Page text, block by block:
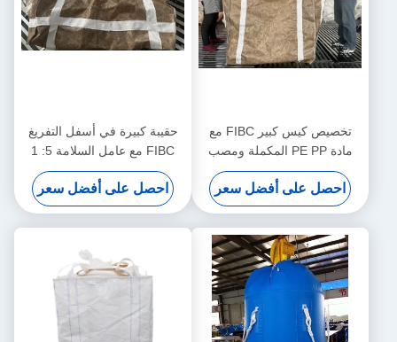
تخصيص كيس كبير FIBC مع
مادة PE PP المكملة ومصب
التفريغ العادي للتطبيقات متعددة
الاستخدامات
احصل على أفضل سعر
حقيبة كبيرة في أسفل التفريغ
FIBC مع عامل السلامة 5: 1
وتغطية مقاومة للأشعة فوق
البنفسجية للتعامل مع المواد
الثقيلة
احصل على أفضل سعر